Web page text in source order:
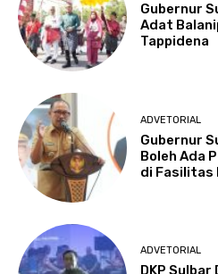
Gubernur
Adat
Tappidena
ADVETORIAL
Gubernur
Boleh Ada
di Fasilitas
ADVETORIAL
DKP